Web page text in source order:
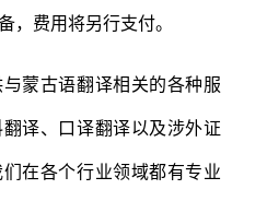
，费用将另行支付。
古语翻译相关的各种服
译、口译翻译以及涉外证
在各个行业领域都有专业